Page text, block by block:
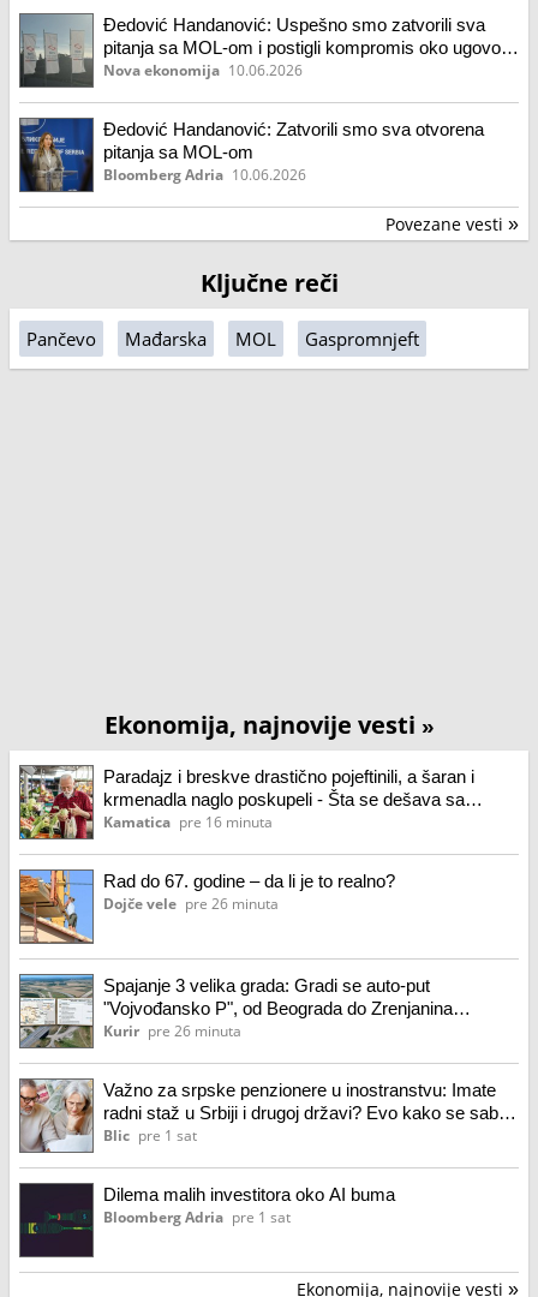
Đedović Handanović: Uspešno smo zatvorili sva
pitanja sa MOL-om i postigli kompromis oko ugovora
akcionara
Nova ekonomija 10.06.2026
Đedović Handanović: Zatvorili smo sva otvorena
pitanja sa MOL-om
Bloomberg Adria 10.06.2026
Povezane vesti »
Ključne reči
Pančevo Mađarska MOL Gaspromnjeft
Ekonomija, najnovije vesti »
Paradajz i breskve drastično pojeftinili, a šaran i
krmenadla naglo poskupeli - Šta se dešava sa
cenama na pijaci?
Kamatica pre 16 minuta
Rad do 67. godine – da li je to realno?
Dojče vele pre 26 minuta
Spajanje 3 velika grada: Gradi se auto-put
"Vojvođansko P", od Beograda do Zrenjanina
stizaćemo za 35 minuta, evo detaljne trase i kako
Kurir pre 26 minuta
Važno za srpske penzionere u inostranstvu: Imate
radni staž u Srbiji i drugoj državi? Evo kako se sabira
i gde podnosite zahtev za penziju
Blic pre 1 sat
Dilema malih investitora oko AI buma
Bloomberg Adria pre 1 sat
Ekonomija, najnovije vesti »